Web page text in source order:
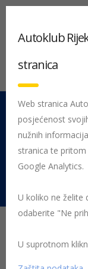
051 212 442
Pon - Pet
Rujevica 9/
Godina
Autoklub
stranica
Web stranica
posjećenost
nužnih
stranica te
Google Analytics.
U koliko ne želite
odaberite "Ne
U suprotnom